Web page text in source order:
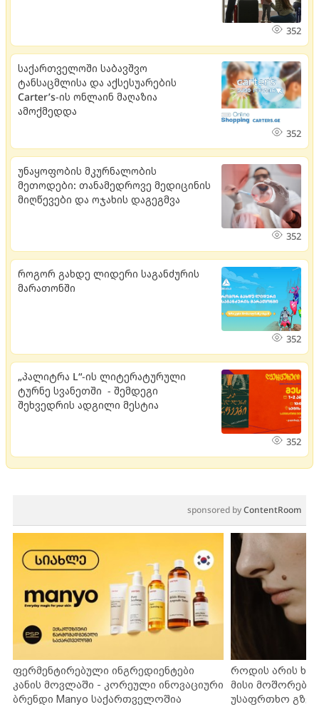
352
საქართველოში საბავშვო
ტანსაცმლისა და აქსესუარების
Carter’s-ის ონლაინ მაღაზია
ამოქმედდა
352
უნაყოფობის მკურნალობის
მეთოდები: თანამედროვე მედიცინის
მიღწევები და ოჯახის დაგეგმვა
352
როგორ გახდე ლიდერი საგანძურის
მარათონში
352
„პალიტრა L“-ის ლიტერატურული
ტურნე სვანეთში - შემდეგი
შეხვედრის ადგილი მესტია
352
sponsored byContentRoom
ფერმენტირებული ინგრედიენტები
კანის მოვლაში - კორეული ინოვაციური
ბრენდი Manyo საქართველოშია
როდის არის
მისი
უსაფრთხო